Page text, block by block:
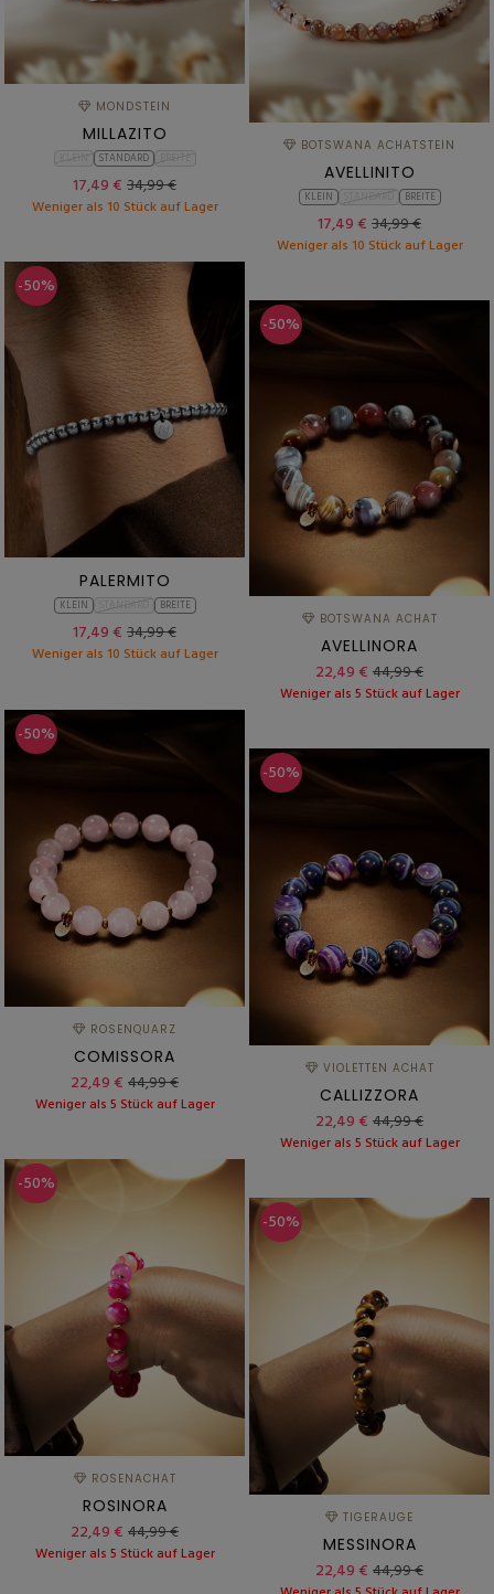
MONDSTEIN
MILLAZITO
STANDARD
17,49 € 34,99 €
Weniger als 10 Stück auf Lager
BOTSWANA ACHATSTEIN
AVELLINITO
KLEIN BREITE
17,49 € 34,99 €
Weniger als 10 Stück auf Lager
-50%
PALERMITO
KLEIN BREITE
17,49 € 34,99 €
Weniger als 10 Stück auf Lager
-50%
BOTSWANA ACHAT
AVELLINORA
22,49 € 44,99 €
Weniger als 5 Stück auf Lager
-50%
ROSENQUARZ
COMISSORA
22,49 € 44,99 €
Weniger als 5 Stück auf Lager
-50%
VIOLETTEN ACHAT
CALLIZZORA
22,49 € 44,99 €
Weniger als 5 Stück auf Lager
-50%
ROSENACHAT
ROSINORA
22,49 € 44,99 €
Weniger als 5 Stück auf Lager
-50%
TIGERAUGE
MESSINORA
22,49 € 44,99 €